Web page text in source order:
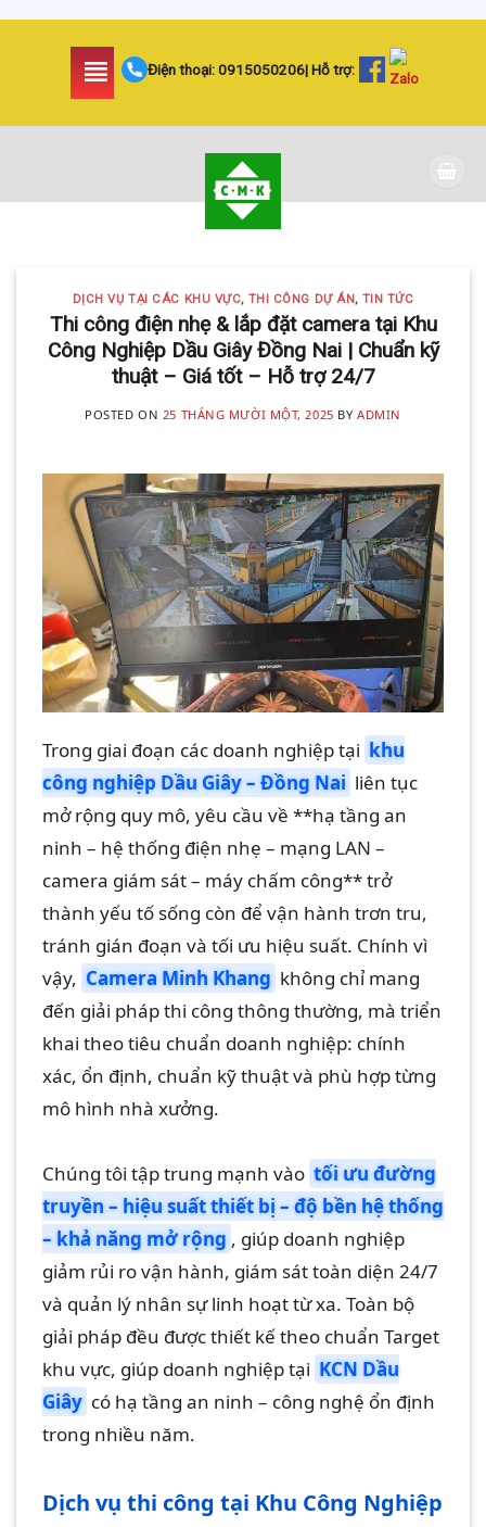
Điện thoại:0915050206| Hỗ trợ:
DỊCH VỤ TẠI CÁC KHU VỰC TIN
HUYỆN BÌNH CHÁNH
SIÊU AN NINH VÀ SIÊU
TIẾT KIỆM | CAMERA
MINH KHANG
Với hơn 5 năm kinh nghiệm, Camera
Minh Khang là đơn vị hàng đầu
trong [...]
CONTINUE READING→
DỊCH VỤ TẠI CÁC KHU VỰC, THI CÔNG DỰ ÁN, TIN TỨC
Thi công điện nhẹ & lắp đặt camera tại Khu
Công Nghiệp Dầu Giây Đồng Nai | Chuẩn kỹ
thuật – Giá tốt – Hỗ trợ 24/7
POSTED ON 25 THÁNG MƯỜI MỘT, 2025 BY ADMIN
Trong giai đoạn các doanh nghiệp tại khu
công nghiệp Dầu Giây – Đồng Nai liên tục
mở rộng quy mô, yêu cầu về **hạ tầng an
ninh – hệ thống điện nhẹ – mạng LAN –
camera giám sát – máy chấm công** trở
thành yếu tố sống còn để vận hành trơn tru,
tránh gián đoạn và tối ưu hiệu suất. Chính vì
vậy, Camera Minh Khang không chỉ mang
đến giải pháp thi công thông thường, mà triển
khai theo tiêu chuẩn doanh nghiệp: chính
xác, ổn định, chuẩn kỹ thuật và phù hợp từng
mô hình nhà xưởng.
Chúng tôi tập trung mạnh vào tối ưu đường
truyền – hiệu suất thiết bị – độ bền hệ thống
– khả năng mở rộng , giúp doanh nghiệp
giảm rủi ro vận hành, giám sát toàn diện 24/7
và quản lý nhân sự linh hoạt từ xa. Toàn bộ
giải pháp đều được thiết kế theo chuẩn Target
khu vực, giúp doanh nghiệp tại KCN Dầu
Giây có hạ tầng an ninh – công nghệ ổn định
trong nhiều năm.
Dịch vụ thi công tại Khu Công Nghiệp